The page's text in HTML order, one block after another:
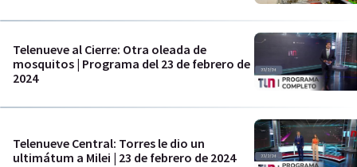
Telenueve al Cierre: Otra oleada de
mosquitos | Programa del 23 de febrero de
2024
Telenueve Central: Torres le dio un
ultimátum a Milei | 23 de febrero de 2024